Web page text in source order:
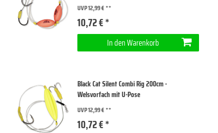
UVP 12,99 €
10,72 € *
In den Warenkorb
Black Cat Silent Combi Rig 200cm -
Welsvorfach mit U-Pose
UVP 12,99 €
10,72 € *